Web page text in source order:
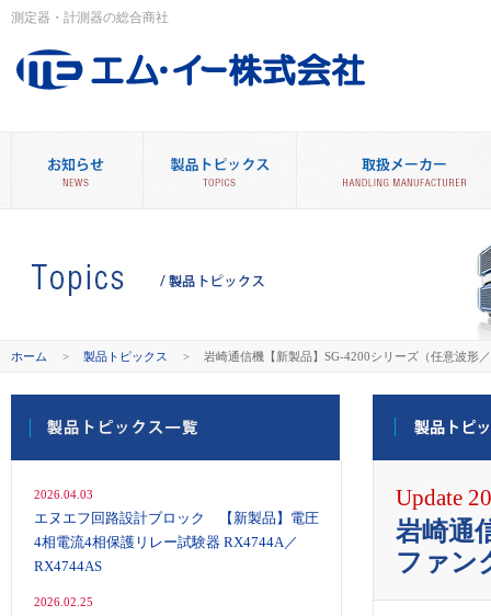
測定器・計測器の総合商社
ホーム > 製品トピックス > 岩崎通信機【新製品】SG-4200シリーズ（任意波形
2026.04.03
エヌエフ回路設計ブロック 【新製品】電圧
4相電流4相保護リレー試験器 RX4744A／
RX4744AS
2026.02.25
Update
岩崎通
ファン